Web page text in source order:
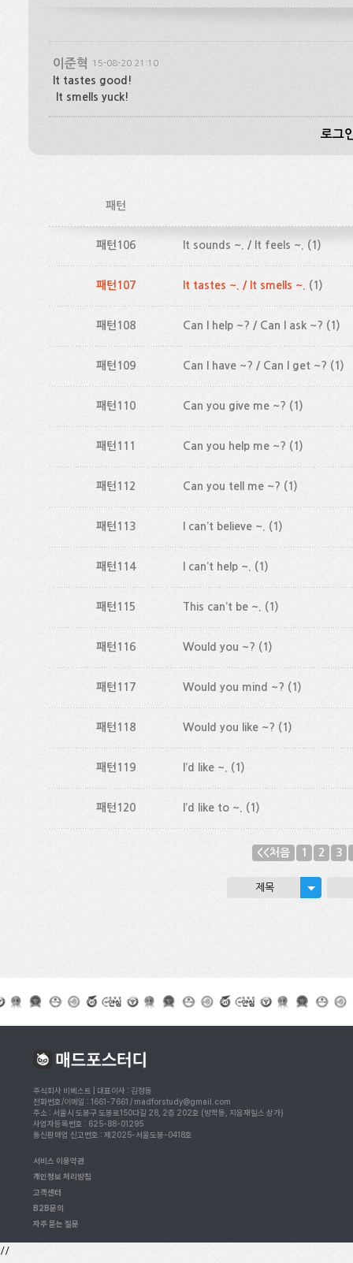
이준혁 15-08-20 21:10
It tastes good!
It smells yuck!
로그
패턴
패턴106 It sounds ~. / It feels ~. (1)
패턴107 It tastes ~. / It smells ~. (1)
패턴108 Can I help ~? / Can I ask ~? (1)
패턴109 Can I have ~? / Can I get ~? (1)
패턴110 Can you give me ~? (1)
패턴111 Can you help me ~? (1)
패턴112 Can you tell me ~? (1)
패턴113 I can’t believe ~. (1)
패턴114 I can’t help ~. (1)
패턴115 This can’t be ~. (1)
패턴116 Would you ~? (1)
패턴117 Would you mind ~? (1)
패턴118 Would you like ~? (1)
패턴119 I’d like ~. (1)
패턴120 I’d like to ~. (1)
<<처음 1 2 3
제목
주식회사 비베스트 | 대표이사 : 김정동
전화번호/이메일 : 1661-7661 / madforstudy@gmail.com
주소 : 서울시 도봉구 도봉로150다길 28, 2층 202호 (방학동, 지음재힐스 상가)
사업자등록번호 : 625-88-01295
통신판매업 신고번호 : 제2025-서울도봉-0418호
서비스 이용약관
개인정보 처리방침
고객센터
B2B문의
자주 묻는 질문
//